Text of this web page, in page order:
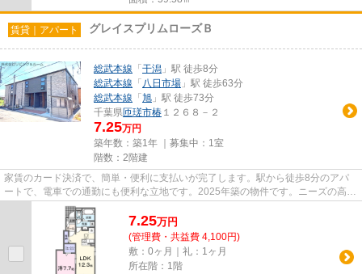
賃貸｜アパート グレイスプリムローズＢ
総武本線 「 干潟 」駅 徒歩8分
総武本線 「 八日市場 」駅 徒歩63分
総武本線 「 旭 」駅 徒歩73分
千葉県匝瑳市椿 １２６８－２
7.25万円
築年数：築1年 ｜募集中： 1室
階数：2階建
家賃のカード決済で、簡単・便利に支払いが完了します。駅から徒歩8分のアパ
ートで、電車での通勤にも便利な立地です。2025年築の物件です。ニーズの高
い、陽当たり環境良好な物件です...
7.25万円
(管理費・共益費 4,100円)
敷：0ヶ月｜礼：1ヶ月
所在階：1階